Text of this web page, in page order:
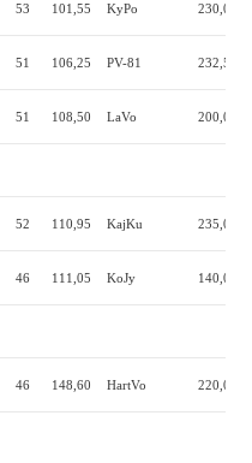
53 101,55 KyPo 230,0
51 106,25 PV-81 232,5
51 108,50 LaVo 200,0
52 110,95 KajKu 235,0
46 111,05 KoJy 140,0
46 148,60 HartVo 220,0